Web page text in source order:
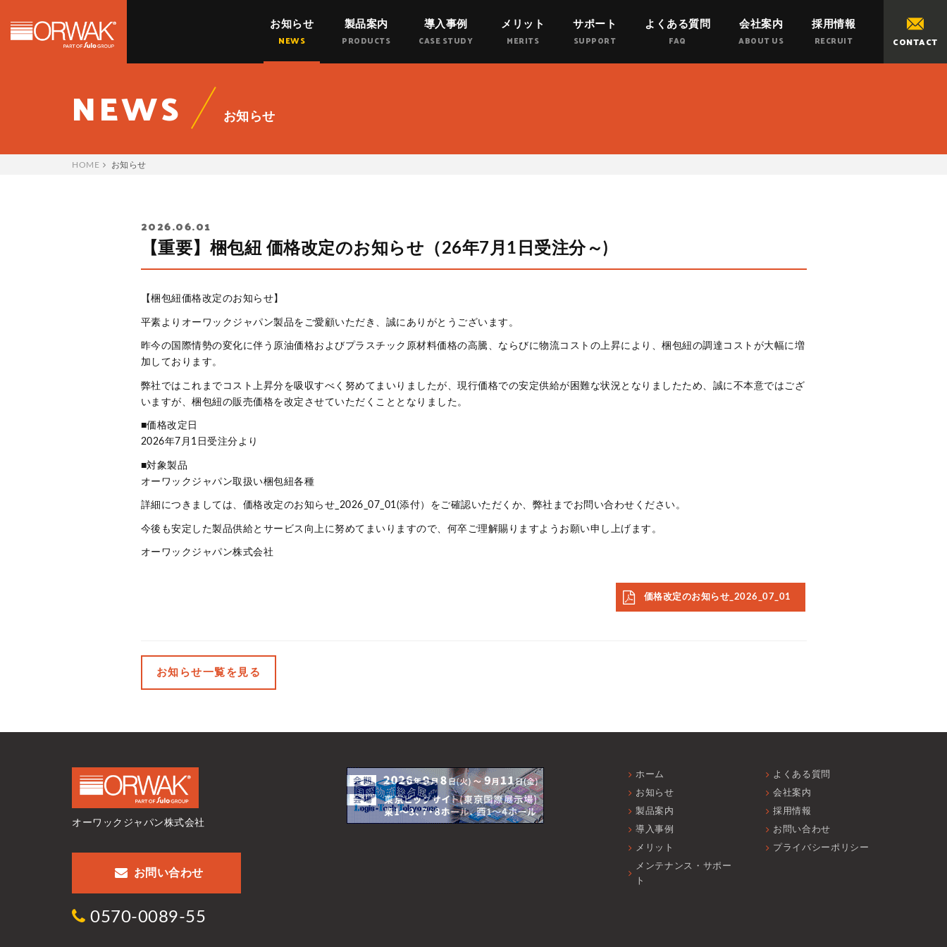
オーワックジャパン株式会社 | ORWAK
お知らせ
NEWS
製品案内
PRODUCTS
導入事例
CASE STUDY
メリット
MERITS
サポート
SUPPORT
よくある質問
FAQ
会社案内
ABOUT US
採用情報
RECRUIT CONTACT
NEWS お知らせ
HOME お知らせ
2026.06.01
【重要】梱包紐 価格改定のお知らせ（26年7月1日受注分～)
【梱包紐価格改定のお知らせ】
平素よりオーワックジャパン製品をご愛顧いただき、誠にありがとうございます。
昨今の国際情勢の変化に伴う原油価格およびプラスチック原材料価格の高騰、ならびに物流コストの上昇により、梱包紐の調達コストが大幅に増
加しております。
弊社ではこれまでコスト上昇分を吸収すべく努めてまいりましたが、現行価格での安定供給が困難な状況となりましたため、誠に不本意ではござ
いますが、梱包紐の販売価格を改定させていただくこととなりました。
■価格改定日
2026年7月1日受注分より
■対象製品
オーワックジャパン取扱い梱包紐各種
詳細につきましては、価格改定のお知らせ_2026_07_01(添付）をご確認いただくか、弊社までお問い合わせください。
今後も安定した製品供給とサービス向上に努めてまいりますので、何卒ご理解賜りますようお願い申し上げます。
オーワックジャパン株式会社
価格改定のお知らせ_2026_07_01
お知らせ一覧を見る
オーワックジャパン株式会社
お問い合わせ
0570-0089-55
ホーム
お知らせ
製品案内
導入事例
メリット
メンテナンス・サポー
ト
よくある質問
会社案内
採用情報
お問い合わせ
プライバシーポリシー